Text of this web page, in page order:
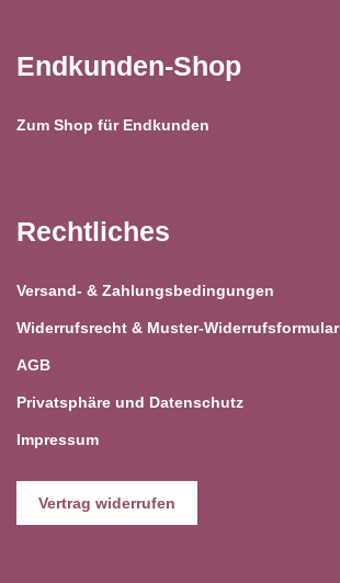
Endkunden-Shop
Zum Shop für Endkunden
Rechtliches
Versand- & Zahlungsbedingungen
Widerrufsrecht & Muster-Widerrufsformular
AGB
Privatsphäre und Datenschutz
Impressum
Vertrag widerrufen